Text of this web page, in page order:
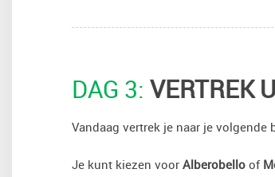
DAG 3: VERTREK
Vandaag vertrek je naar je volgende
Je kunt kiezen voor Alberobello of